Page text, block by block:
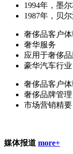
1994年，墨
1987年，贝
奢侈品客户
奢华服务
应用于奢侈
豪华汽车行业
奢侈品客户
奢侈品牌管理
市场营销精要
媒体报道 more+